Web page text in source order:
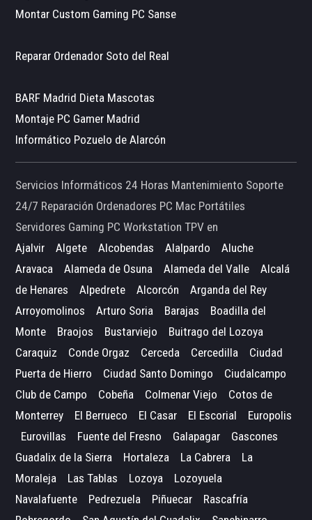
Montar Custom Gaming PC Sanse
Reparar Ordenador Soto del Real
BARF Madrid Dieta Mascotas
Montaje PC Gamer Madrid
Informático Pozuelo de Alarcón
Servicios Informáticos 24 Horas Mantenimiento Soporte
24/7 Reparación Ordenadores PC Mac Portátiles
Servidores Gaming PC Workstation TPV en
Ajalvir
Algete Alcobendas Alalpardo
Aluche
Aravaca
Alameda de Osuna Alameda del Valle
Alcalá
de Henares
Alpedrete Alcorcón
Arganda del Rey
Arroyomolinos
Arturo Soria Barajas
Boadilla del
Monte
Braojos Bustarviejo
Buitrago del Lozoya
Caraquiz
Conde Orgaz Cerceda Cercedilla
Ciudad
Puerta de Hierro
Ciudad Santo Domingo
Ciudalcampo
Club de Campo
Cobeña Colmenar Viejo
Cotos de
Monterrey
El Berrueco El Casar El Escorial
Europolis
Eurovillas
Fuente del Fresno Galapagar
Gascones
Guadalix de la Sierra
Hortaleza La Cabrera
La
Moraleja
Las Tablas Lozoya
Lozoyuela
Navalafuente
Pedrezuela Piñuecar
Rascafría